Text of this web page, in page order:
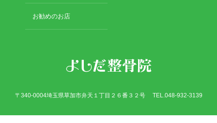
お勧めのお店
〒340-0004埼玉県草加市弁天１丁目２６番３２号 TEL.048-932-3139